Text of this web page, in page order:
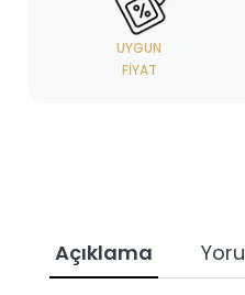
UYGUN
FIYAT
Açıklama